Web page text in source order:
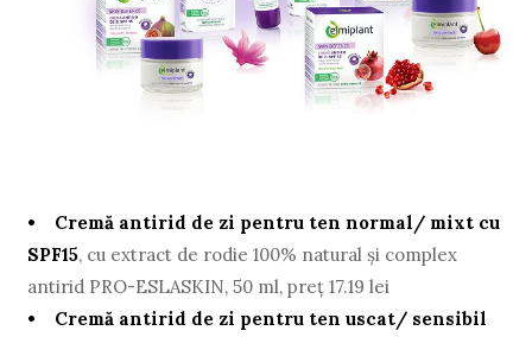
• Cremă antirid de zi pentru ten normal/ mixt cu
SPF15, cu extract de rodie 100% natural şi complex
antirid PRO-ESLASKIN, 50 ml, preţ 17.19 lei
• Cremă antirid de zi pentru ten uscat/ sensibil